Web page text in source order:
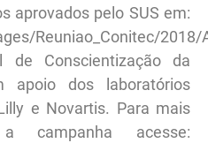
aprovados pelo SUS em:
Reuniao_Conitec/2018/
de Conscientização da
apoio dos laboratórios
e Novartis. Para mais
campanha acesse: